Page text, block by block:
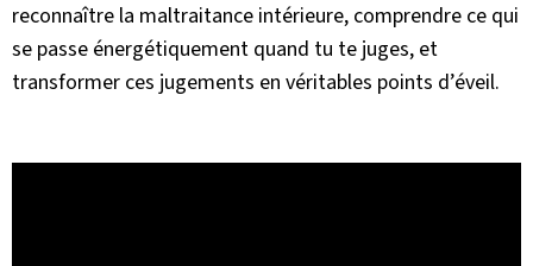
reconnaître la maltraitance intérieure, comprendre ce qui
se passe énergétiquement quand tu te juges, et
transformer ces jugements en véritables points d’éveil.